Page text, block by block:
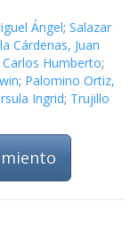
Ángel; Salazar
Cárdenas, Juan
Humberto;
; Palomino Ortiz,
Ingrid; Trujillo